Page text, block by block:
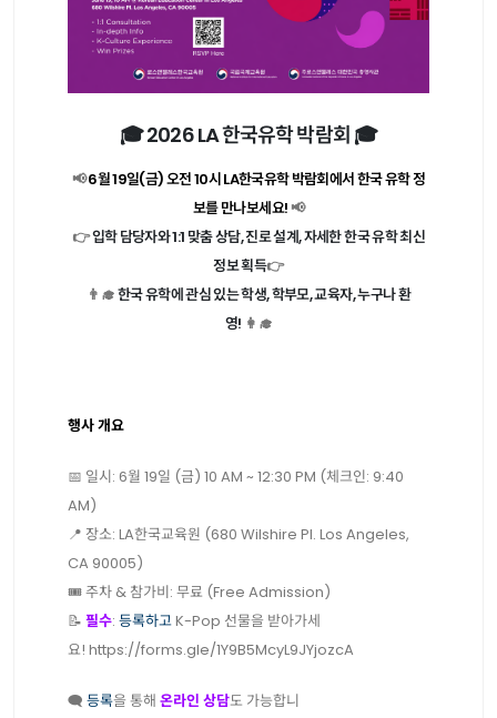
🎓 2026 LA 한국유학 박람회 🎓
📢6월 19일(금) 오전 10시 LA한국유학 박람회에서 한국 유학 정
보를 만나보세요!📢
👉입학 담당자와 1:1 맞춤 상담, 진로 설계, 자세한 한국 유학 최신
정보 획득👉
👨‍🎓한국 유학에 관심 있는 학생, 학부모, 교육자, 누구나 환
영! 👩‍🎓
행사 개요
📅 일시: 6월 19일 (금) 10 AM ~ 12:30 PM (체크인: 9:40
AM)
📍 장소: LA한국교육원 (680 Wilshire Pl. Los Angeles,
CA 90005)
🎟 주차 & 참가비: 무료 (Free Admission)
📝 필수: 등록하고K-Pop 선물을 받아가세
요! https://forms.gle/1Y9B5McyL9JYjozcA
🗨️ 등록을 통해 온라인 상담도 가능합니